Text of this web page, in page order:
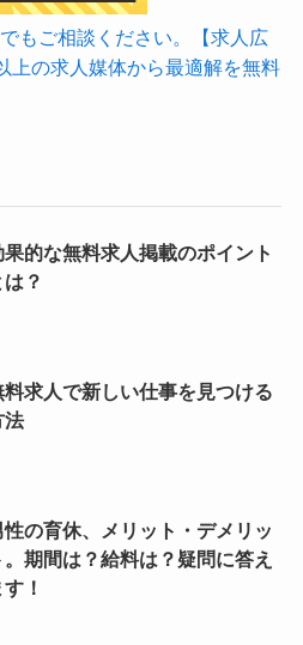
もご相談ください。【求人広
上の求人媒体から最適解を無料
果的な無料求人掲載のポイント
は？
料求人で新しい仕事を見つける
法
性の育休、メリット・デメリッ
。期間は？給料は？疑問に答え
す！